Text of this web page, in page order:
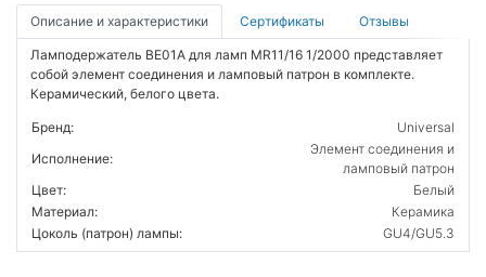
Описание и характеристики Сертификаты Отзывы
Ламподержатель BE01A для ламп MR11/16 1/2000 представляет
собой элемент соединения и ламповый патрон в комплекте.
Керамический, белого цвета.
Бренд:
Universal
Исполнение:
Элемент соединения и
ламповый патрон
Цвет:
Белый
Материал:
Керамика
Цоколь (патрон) лампы:
GU4/GU5.3